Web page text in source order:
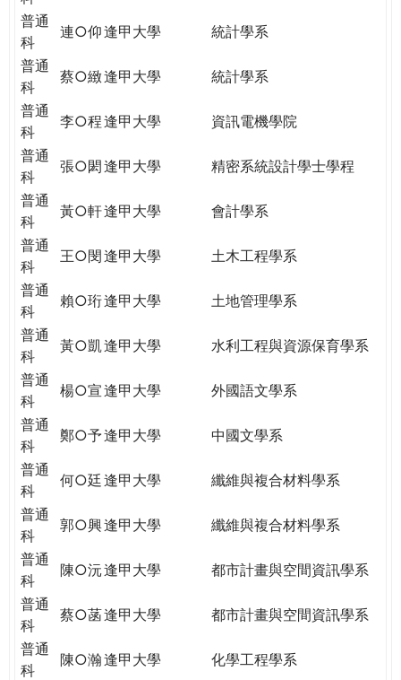
普通
科
連○仰逢甲大學
統計學系
普通
科
蔡○緻逢甲大學
統計學系
普通
科
李○程逢甲大學
資訊電機學院
普通
科
張○閎逢甲大學
精密系統設計學士學程
普通
科
黃○軒逢甲大學
會計學系
普通
科
王○閔逢甲大學
土木工程學系
普通
科
賴○珩逢甲大學
土地管理學系
普通
科
黃○凱逢甲大學
水利工程與資源保育學系
普通
科
楊○宣逢甲大學
外國語文學系
普通
科
鄭○予逢甲大學
中國文學系
普通
科
何○廷逢甲大學
纖維與複合材料學系
普通
科
郭○興逢甲大學
纖維與複合材料學系
普通
科
陳○沅逢甲大學
都市計畫與空間資訊學系
普通
科
蔡○菡逢甲大學
都市計畫與空間資訊學系
普通
科
陳○瀚逢甲大學
化學工程學系